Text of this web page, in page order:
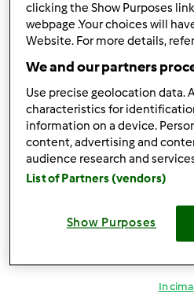
Accedio registrati
Anonimo (non verificato)
Ven, 01/06/2012 - 16:44
grazie Angela
In cima
clicking the Show Purposes
webpage .Your choices will
Website. For more details,
We and our partners
Use precise geolocation data.
characteristics for
information on a device.
content, advertising and
audience research and
List of Partners (vendors)
Show Purposes